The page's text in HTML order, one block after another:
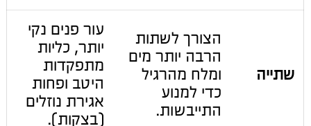
שתייה
הצורך לשתות
הרבה יותר מים
ומלח מהרגיל
כדי למנוע
התייבשות.
עור פנים נקי
יותר, כליות
מתפקדות
היטב ופחות
אגירת נוזלים
(בצקות).